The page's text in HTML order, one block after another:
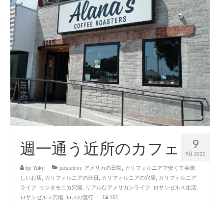
9
9月 2020
週一通う近所のカフェ
by Yuki | posted in: アメリカの日常
カリフォルニアで安くて美味
しいお店 カリフォルニアの休日 カリフォルニアの穴場 カリフォルニア
ライフ サンタモニカ穴場 リアルなアメリカンライフ ロサンゼルス生活
ロサンゼルス穴場
ロスの流行 | 161